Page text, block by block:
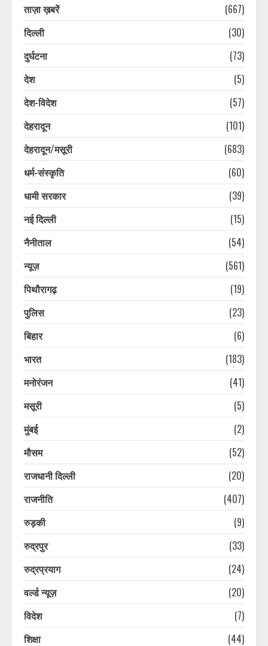
ताज़ा ख़बरें
(667)
दिल्ली
(30)
दुर्घटना
(73)
देश
(5)
देश-विदेश
(57)
देहरादून
(101)
देहरादून/मसूरी
(683)
धर्म-संस्कृति
(60)
धामी सरकार
(39)
नई दिल्ली
(15)
नैनीताल
(54)
न्यूज़
(561)
पिथौरागढ़
(19)
पुलिस
(23)
बिहार
(6)
भारत
(183)
मनोरंजन
(41)
मसूरी
(5)
मुंबई
(2)
मौसम
(52)
राजधानी दिल्ली
(20)
राजनीति
(407)
रुड़की
(9)
रुद्रपुर
(33)
रुद्रप्रयाग
(24)
वर्ल्ड न्यूज़
(20)
विदेश
(7)
शिक्षा
(44)
10 साल बाद परिवार से मिला लापता शख्स,
परिजन हुए भावुक, पुलिस की ये ट्रिक आई
काम
4
10 साल बाद परिवार से मिला लापता शख्स,
परिजन हुए भावुक, पुलिस की ये ट्रिक आई
छाया मातम, अपनों को खोने के गम में हर
August 8, 2026
आदमखोरों ने वन विभाग के ‘चक्रव्यूह’ का
निकाला तोड़, पिंजरे और बंदूकें दोनों फेल,
कैट फैमिली हुई ‘चालाक’
सप्ताहांत से पहले नैनीताल और मसूरी में बढ़ी